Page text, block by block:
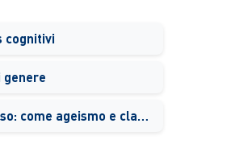
cognitivi
genere
Dall'età al censo: come ageismo e classismo modificano il linguaggio